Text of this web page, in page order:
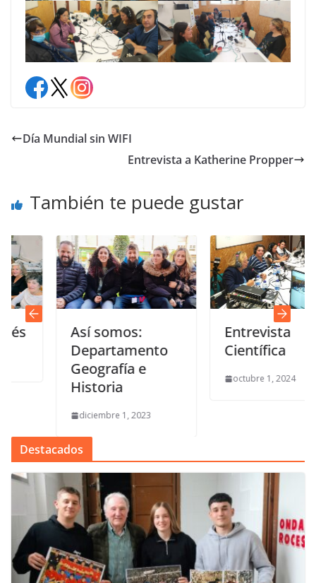
Día Mundial sin WIFI
Entrevista a Katherine Propper
También te puede gustar
Así somos:
Departamento
Geografía e
Historia
diciembre 1, 2023
Entrevista
Científica
octubre 1, 2024
Destacados